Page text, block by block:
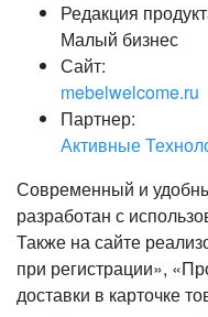
или
Редакция
Малый бизнес
Сайт:
mebelwelcome.ru
Партнер:
Активные
Современный и
разработан с
Также на сайте
при регистрации»,
доставки в карточке